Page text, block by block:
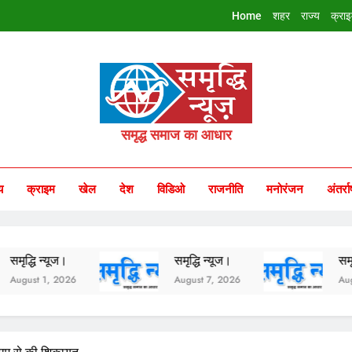
Home शहर राज्य
Samachar
समृद्ध समाज का आधार
क्राइम खेल देश विडिओ राजनीति मनोरंजन
समृद्धि न्यूज।
August 7, 2026
समृद्धि न्यूज।
August 6, 2026